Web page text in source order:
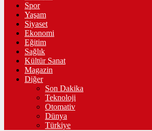
Spor
Yaşam
Siyaset
Ekonomi
Eğitim
Sağlık
Kültür Sanat
Magazin
Diğer
Son Dakika
Teknoloji
Otomativ
Dünya
Türkiye